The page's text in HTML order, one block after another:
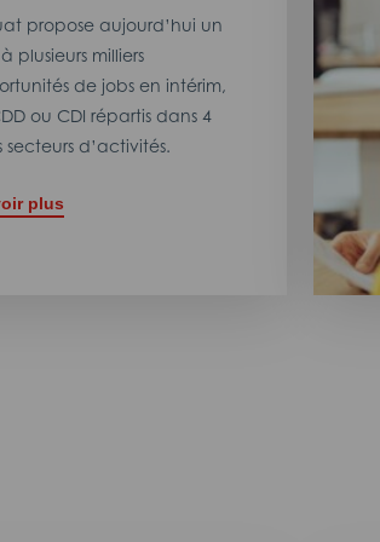
propose aujourd’hui un
plusieurs milliers
de jobs en intérim,
ou CDI répartis dans 4
secteurs d’activités.
plus